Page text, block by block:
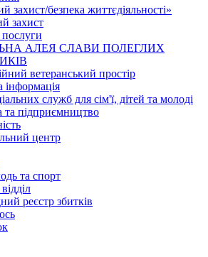
захист/безпека життєдіяльності»
захист
послуги
АЛЕЯ СЛАВИ ПОЛЕГЛИХ
ветеранський простір
інформація
служб для сім'ї, дітей та молоді
та підприємництво
центр
та спорт
реєстр збитків